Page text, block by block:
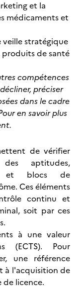
et la
médicaments et
stratégique
produits de santé
compétences
préciser
dans le cadre
en savoir plus
de vérifier
aptitudes,
et blocs de
Ces éléments
continu et
soit par ces
à une valeur
(ECTS). Pour
une référence
à l'acquisition de
de licence.